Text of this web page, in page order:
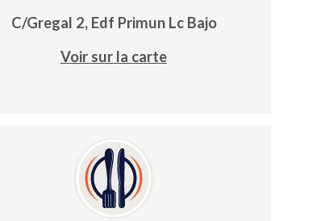
C/Gregal 2, Edf Primun Lc Bajo
Voir sur la carte